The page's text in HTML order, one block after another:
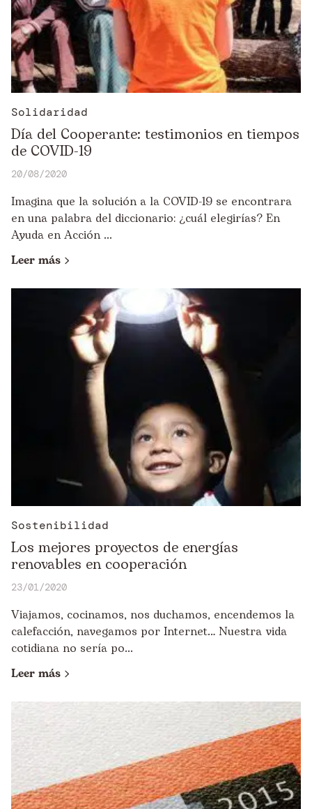
Solidaridad
Día del Cooperante: testimonios en tiempos
de COVID-19
20/08/2020
Imagina que la solución a la COVID-19 se encontrara
en una palabra del diccionario: ¿cuál elegirías? En
Ayuda en Acción ...
Leer más
Sostenibilidad
Los mejores proyectos de energías
renovables en cooperación
23/01/2020
Viajamos, cocinamos, nos duchamos, encendemos la
calefacción, navegamos por Internet… Nuestra vida
cotidiana no sería po...
Leer más